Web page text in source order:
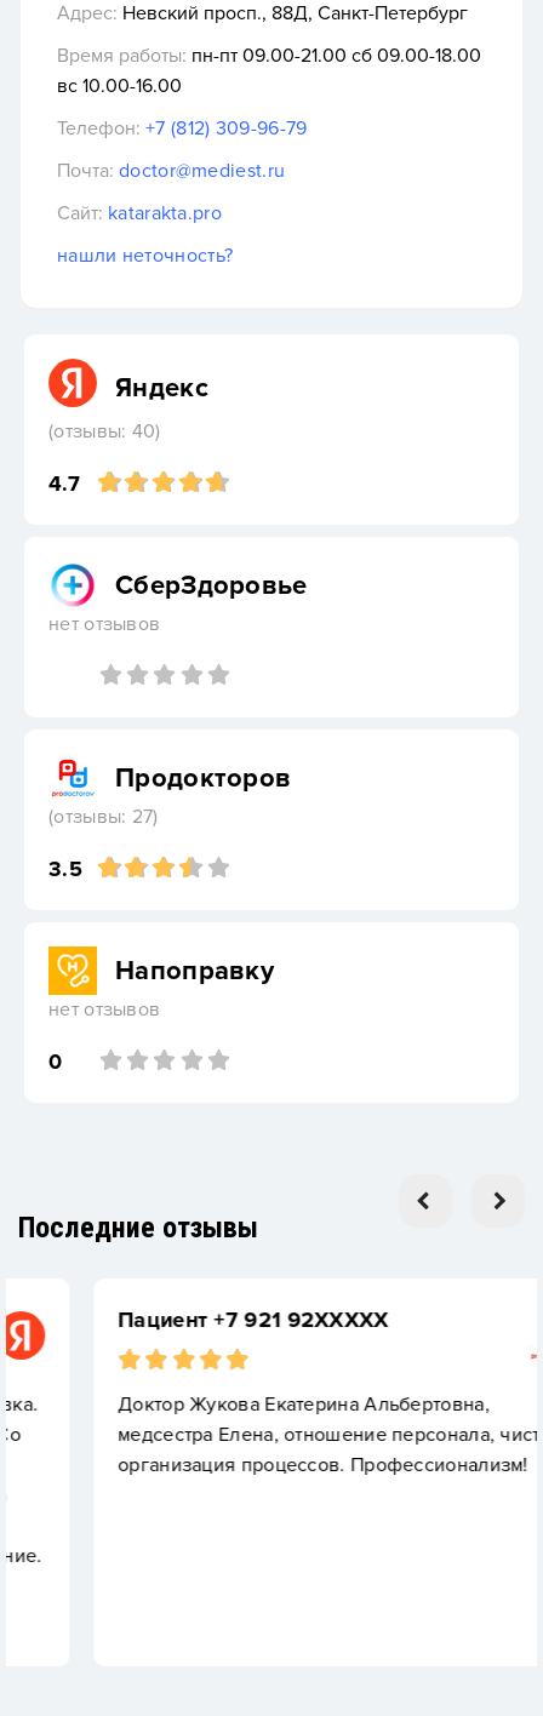
Адрес: Невский просп., 88Д, Санкт-Петербург
Время работы: пн-пт 09.00-21.00 сб 09.00-18.00
вс 10.00-16.00
Телефон: +7 (812) 309-96-79
Почта: doctor@mediest.ru
Сайт: katarakta.pro
нашли неточность?
Яндекс
(отзывы: 40)
4.7
СберЗдоровье
нет отзывов
Продокторов
(отзывы: 27)
3.5
Напоправку
нет отзывов
0
Последние отзывы
Пациент +7 921 92XXXXX
Доктор Жукова Екатерина Альбертовна,
медсестра Елена, отношение персонала, чистота,
организация процессов. Профессионализм!